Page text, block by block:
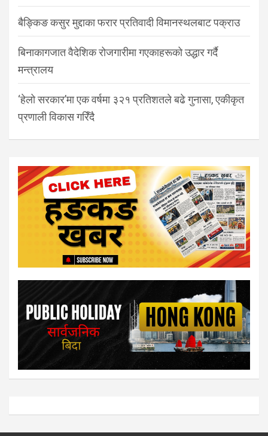
बैङ्किङ कसुर मुद्दाका फरार प्रतिवादी विमानस्थलबाट पक्राउ
बिनाकागजात वैदेशिक रोजगारीमा गएकाहरूको उद्धार गर्दै
मन्त्रालय
‘हेलो सरकार’मा एक वर्षमा ३२१ प्रतिशतले बढे गुनासा, एकीकृत
प्रणाली विकास गरिँदै